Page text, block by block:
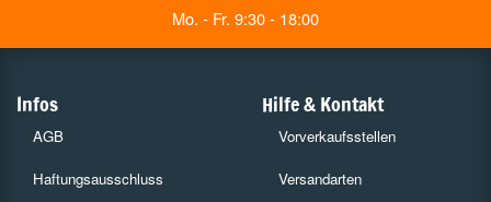
Mo. - Fr. 9:30 - 18:00
Infos
AGB
Haftungsausschluss
Hilfe & Kontakt
Vorverkaufsstellen
Versandarten